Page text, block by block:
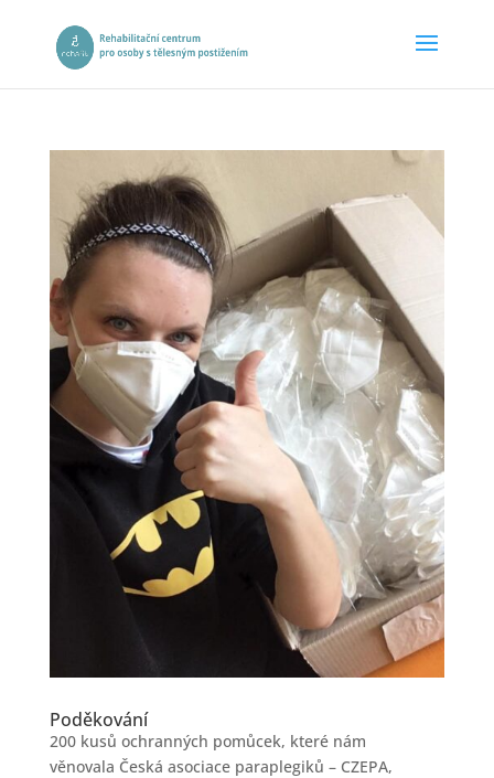
Poděkování
200 kusů ochranných pomůcek, které nám
věnovala Česká asociace paraplegiků – CZEPA,